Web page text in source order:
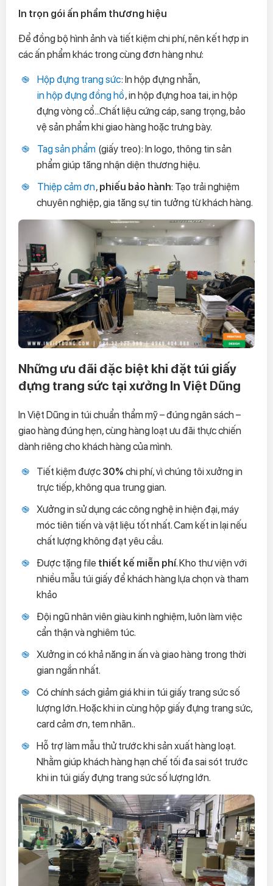
In trọn gói ấn phẩm thương hiệu
Để đồng bộ hình ảnh và tiết kiệm chi phí, nên kết hợp in
các ấn phẩm khác trong cùng đơn hàng như:
Hộp đựng trang sức: In hộp đựng nhẫn,
in hộp đựng đồng hồ, in hộp đựng hoa tai, in hộp
đựng vòng cổ...Chất liệu cứng cáp, sang trọng, bảo
vệ sản phẩm khi giao hàng hoặc trưng bày.
Tag sản phẩm (giấy treo): In logo, thông tin sản
phẩm giúp tăng nhận diện thương hiệu.
Thiệp cảm ơn, phiếu bảo hành: Tạo trải nghiệm
chuyên nghiệp, gia tăng sự tin tưởng từ khách hàng.
Những ưu đãi đặc biệt khi đặt túi giấy
đựng trang sức tại xưởng In Việt Dũng
In Việt Dũng in túi chuẩn thẩm mỹ – đúng ngân sách –
giao hàng đúng hẹn, cùng hàng loạt ưu đãi thực chiến
dành riêng cho khách hàng của mình.
Tiết kiệm được 30% chi phí, vì chúng tôi xưởng in
trực tiếp, không qua trung gian.
Xưởng in sử dụng các công nghệ in hiện đại, máy
móc tiên tiến và vật liệu tốt nhất. Cam kết in lại nếu
chất lượng không đạt yêu cầu.
Được tặng file thiết kế miễn phí. Kho thư viện với
nhiều mẫu túi giấy để khách hàng lựa chọn và tham
khảo
Đội ngũ nhân viên giàu kinh nghiệm, luôn làm việc
cẩn thận và nghiêm túc.
Xưởng in có khả năng in ấn và giao hàng trong thời
gian ngắn nhất.
Có chính sách giảm giá khi in túi giấy trang sức số
lượng lớn. Hoặc khi in cùng hộp giấy đựng trang sức,
card cảm ơn, tem nhãn..
Hỗ trợ làm mẫu thử trước khi sản xuất hàng loạt.
Nhằm giúp khách hàng hạn chế tối đa sai sót trước
khi in túi giấy đựng trang sức số lượng lớn.